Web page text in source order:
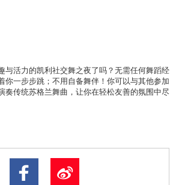
与活力的凯利社交舞之夜了吗？无需任何舞蹈经
你一步步跳；不用自备舞伴！你可以与其他参加
奏传统苏格兰舞曲，让你在轻松友善的氛围中尽